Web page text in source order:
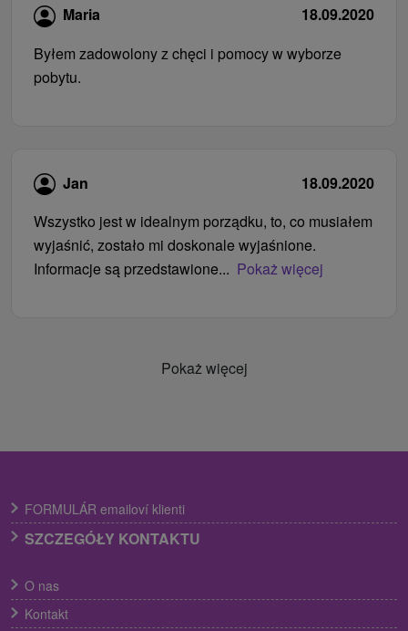
Maria
18.09.2020
Byłem zadowolony z chęci i pomocy w wyborze
pobytu.
Jan
18.09.2020
Wszystko jest w idealnym porządku, to, co musiałem
wyjaśnić, zostało mi doskonale wyjaśnione.
Informacje są przedstawione... Pokaż więcej
Pokaż więcej
FORMULÁR emailoví klienti
SZCZEGÓŁY KONTAKTU
O nas
Kontakt